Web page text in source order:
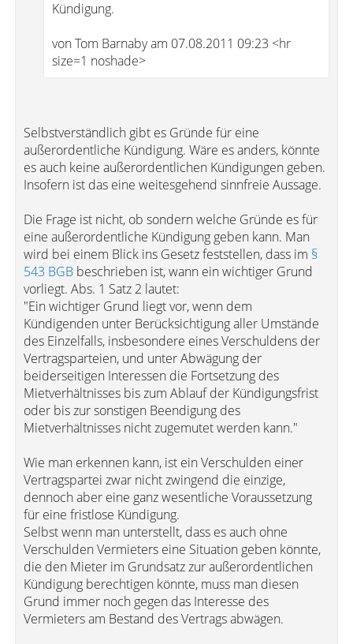
Kündigung.
von Tom Barnaby am 07.08.2011 09:23 <hr
size=1 noshade>
Selbstverständlich gibt es Gründe für eine
außerordentliche Kündigung. Wäre es anders, könnte
es auch keine außerordentlichen Kündigungen geben.
Insofern ist das eine weitesgehend sinnfreie Aussage.
Die Frage ist nicht, ob sondern welche Gründe es für
eine außerordentliche Kündigung geben kann. Man
wird bei einem Blick ins Gesetz feststellen, dass im §
543 BGBbeschrieben ist, wann ein wichtiger Grund
vorliegt. Abs. 1 Satz 2 lautet:
"Ein wichtiger Grund liegt vor, wenn dem
Kündigenden unter Berücksichtigung aller Umstände
des Einzelfalls, insbesondere eines Verschuldens der
Vertragsparteien, und unter Abwägung der
beiderseitigen Interessen die Fortsetzung des
Mietverhältnisses bis zum Ablauf der Kündigungsfrist
oder bis zur sonstigen Beendigung des
Mietverhältnisses nicht zugemutet werden kann."
Wie man erkennen kann, ist ein Verschulden einer
Vertragspartei zwar nicht zwingend die einzige,
dennoch aber eine ganz wesentliche Voraussetzung
für eine fristlose Kündigung.
Selbst wenn man unterstellt, dass es auch ohne
Verschulden Vermieters eine Situation geben könnte,
die den Mieter im Grundsatz zur außerordentlichen
Kündigung berechtigen könnte, muss man diesen
Grund immer noch gegen das Interesse des
Vermieters am Bestand des Vertrags abwägen.